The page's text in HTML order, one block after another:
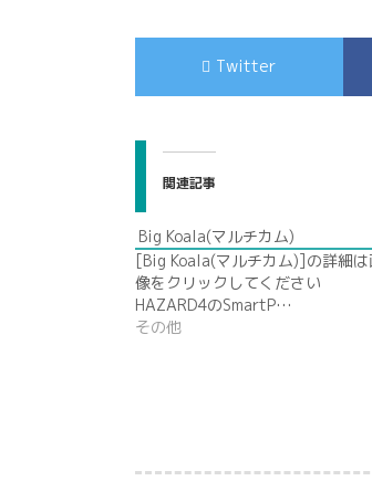
Twitter
関連記事
Big Koala(マルチカム)
[Big Koala(マルチカム)]の詳細は
像をクリックしてください
HAZARD4のSmartP…
その他